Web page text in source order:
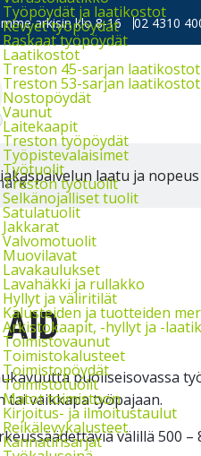
arkisin klo 8-16 02 4310
Työpöydät ja laatikostot
Kevyet työpöydät
Raskaat työpöydät
Laatikostot
Treston 45-sarjan laatikostot
Treston 53-sarjan laatikostot
Nostopöydät
Vaunut
Laitekaapit
Treston työpöydät
Työpistevalaisimet
Työtuolit
Treston työtuolit
Selkänojalliset tuolit
Satulatuolit
Jakkarat
Valvomotuolit
Muovilavat
Lavakaulukset
Lavahäkki ja rullakko
Hyllyt ja väliritilät
Kalusteiden ja tuotteiden
Arkistokaapit, -hyllyt ja -
Toimistovaunut
Toimistokalusteet
Toimistopöydät
Toimistotuolit
Matot toimistoon
Kirjoitus- ja ilmoitustaulut
Reikälevykalusteet
Kannatinsarjat
laatu ja
puoliseisovassa
vaikkapa työpajaan.
välillä 500 –